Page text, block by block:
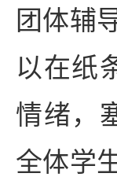
团体辅
以在纸
情绪，
全体学